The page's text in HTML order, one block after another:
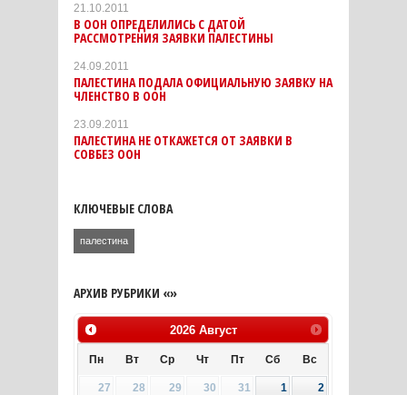
21.10.2011
В ООН ОПРЕДЕЛИЛИСЬ С ДАТОЙ
РАССМОТРЕНИЯ ЗАЯВКИ ПАЛЕСТИНЫ
24.09.2011
ПАЛЕСТИНА ПОДАЛА ОФИЦИАЛЬНУЮ ЗАЯВКУ НА
ЧЛЕНСТВО В ООН
23.09.2011
ПАЛЕСТИНА НЕ ОТКАЖЕТСЯ ОТ ЗАЯВКИ В
СОВБЕЗ ООН
КЛЮЧЕВЫЕ СЛОВА
палестина
АРХИВ РУБРИКИ «»
2026 Август
Пн Вт Ср Чт Пт Сб Вс
27 28 29 30 31 1
2